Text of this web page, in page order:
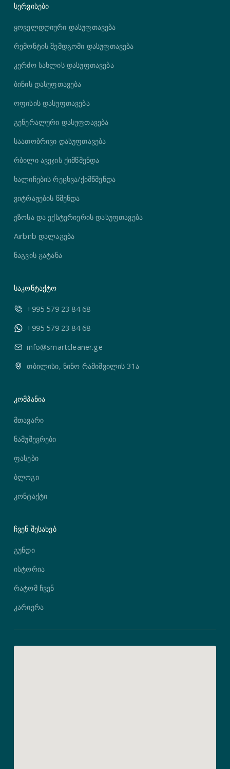
სერვისები
ყოველდღიური დასუფთავება
რემონტის შემდგომი დასუფთავება
კერძო სახლის დასუფთავება
ბინის დასუფთავება
ოფისის დასუფთავება
გენერალური დასუფთავება
საათობრივი დასუფთავება
რბილი ავეჯის ქიმწმენდა
ხალიჩების რეცხვა/ქიმწმენდა
ვიტრაჟების წმენდა
ეზოსა და ექსტერიერის დასუფთავება
Airbnb დალაგება
ნაგვის გატანა
საკონტაქტო
+995 579 23 84 68
+995 579 23 84 68
info@smartcleaner.ge
თბილისი, ნინო რამიშვილის 31ა
კომპანია
მთავარი
ნამუშევრები
ფასები
ბლოგი
კონტაქტი
ჩვენ შესახებ
გუნდი
ისტორია
რატომ ჩვენ
კარიერა